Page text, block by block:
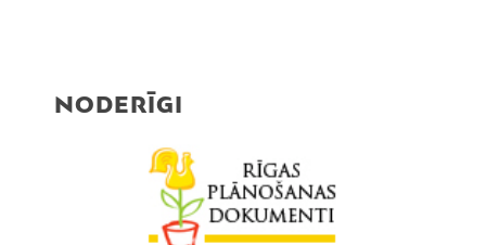
NODERĪGI